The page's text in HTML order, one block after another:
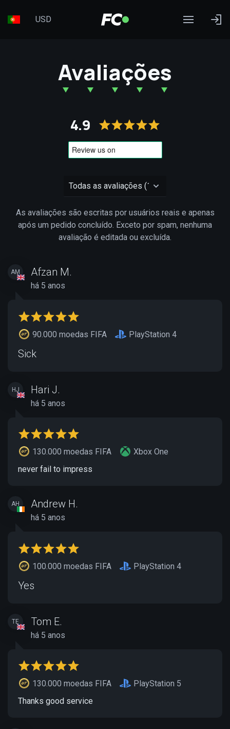
USD
Avaliações
4.9
As avaliações são escritas por usuários reais e apenas
após um pedido concluído. Exceto por spam, nenhuma
avaliação é editada ou excluída.
AM Afzan M.
há 5 anos
90.000 moedas FIFA PlayStation 4
Sick
HJ Hari J.
há 5 anos
130.000 moedas FIFA
Xbox One
never fail to impress
AH Andrew H.
há 5 anos
100.000 moedas FIFA PlayStation 4
Yes
TE Tom E.
há 5 anos
130.000 moedas FIFA
PlayStation 5
Thanks good service